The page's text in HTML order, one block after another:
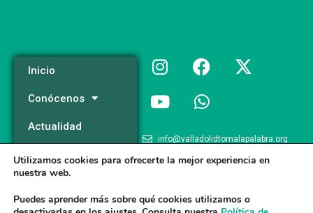
Inicio
Conócenos
Actualidad
Programa
info@valladolidtomalapalabra.org
+34 983 426 124
Utilizamos cookies para ofrecerte la mejor experiencia en
nuestra web.
Puedes aprender más sobre qué cookies utilizamos o